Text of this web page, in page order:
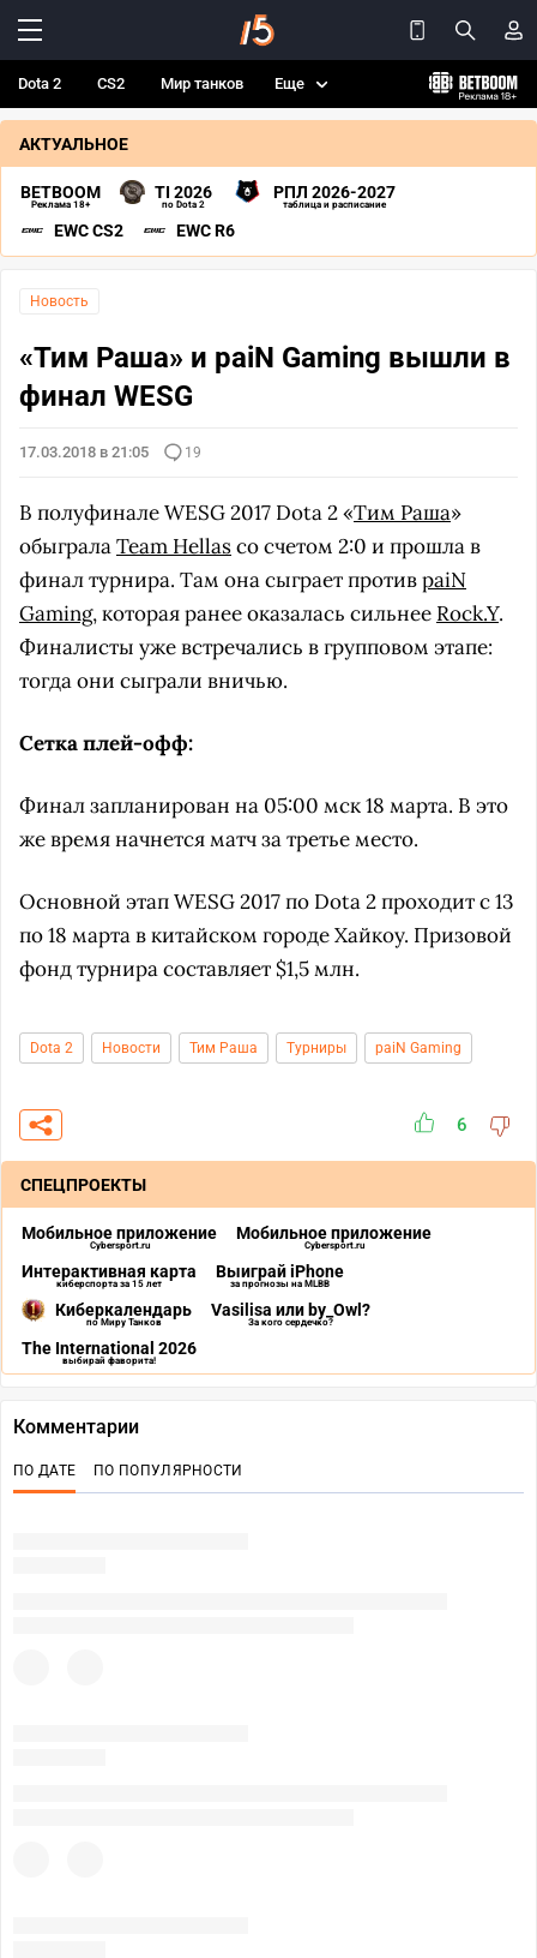
Dota 2 CS2 Мир танков Еще
АКТУАЛЬНОЕ
BETBOOM
Реклама 18+
TI 2026
по Dota 2
РПЛ 2026-2027
таблица и расписание
EWC CS2 EWC R6
Новость
«Тим Раша» и paiN Gaming вышли в
финал WESG
17.03.2018 в 21:05 19
В полуфинале WESG 2017 Dota 2 «Тим Раша»
обыгралаTeam Hellasсо счетом 2:0 и прошла в
финал турнира. Там она сыграет противpaiN
Gaming, которая ранее оказалась сильнее Rock.Y.
Финалисты уже встречались в групповом этапе:
тогда они сыграли вничью.
Сетка плей-офф:
Финал запланирован на 05:00 мск 18 марта. В это
же время начнется матч за третье место.
Основной этап WESG 2017 по Dota 2 проходит с 13
по 18 марта в китайском городе Хайкоу. Призовой
фонд турнира составляет $1,5 млн.
Dota 2 Новости Тим Раша Турниры paiN Gaming
6
СПЕЦПРОЕКТЫ
Мобильное приложение
Cybersport.ru
Мобильное приложение
Cybersport.ru
Интерактивная карта
киберспорта за 15 лет
Выиграй iPhone
за прогнозы на MLBB
Киберкалендарь
по Миру Танков
Vasilisa или by_Owl?
За кого сердечко?
The International 2026
выбирай фаворита!
Комментарии
ПО ДАТЕ ПО ПОПУЛЯРНОСТИ